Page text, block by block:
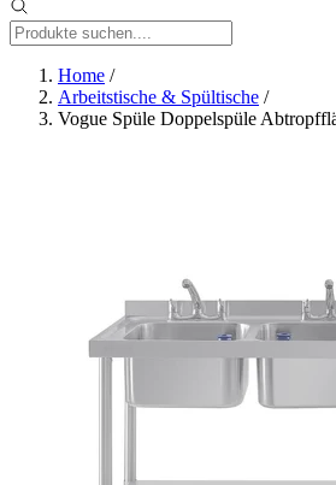
Home /
Arbeitstische & Spültische /
Vogue Spüle Doppelspüle